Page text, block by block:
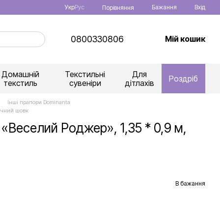
УкрРус Порівняння Бажання Вхід
0800330806 Мій кошик
Домашній
текстиль
Текстильні
сувеніри
Для
дітлахів
Роздріб
Інші прапори Dominanta
шовк
Роджер», 1,35 * 0,9 м,
В бажання